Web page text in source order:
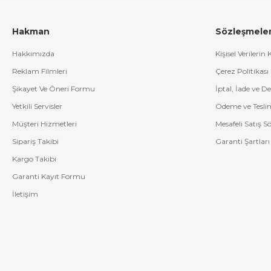
Hakman
Hakkımızda
Reklam Filmleri
Şikayet Ve Öneri Formu
Yetkili Servisler
Müşteri Hizmetleri
Sipariş Takibi
Kargo Takibi
Garanti Kayıt Formu
İletişim
Kişisel Verilerin
Çerez Politikası
İptal, İade ve
Ödeme ve
Mesafeli Satış
Garanti Şartları